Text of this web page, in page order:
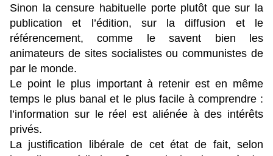
Sinon la censure habituelle porte plutôt que sur la
publication et l’édition, sur la diffusion et le
référencement, comme le savent bien les
animateurs de sites socialistes ou communistes de
par le monde.
Le point le plus important à retenir est en même
temps le plus banal et le plus facile à comprendre :
l’information sur le réel est aliénée à des intérêts
privés.
La justification libérale de cet état de fait, selon